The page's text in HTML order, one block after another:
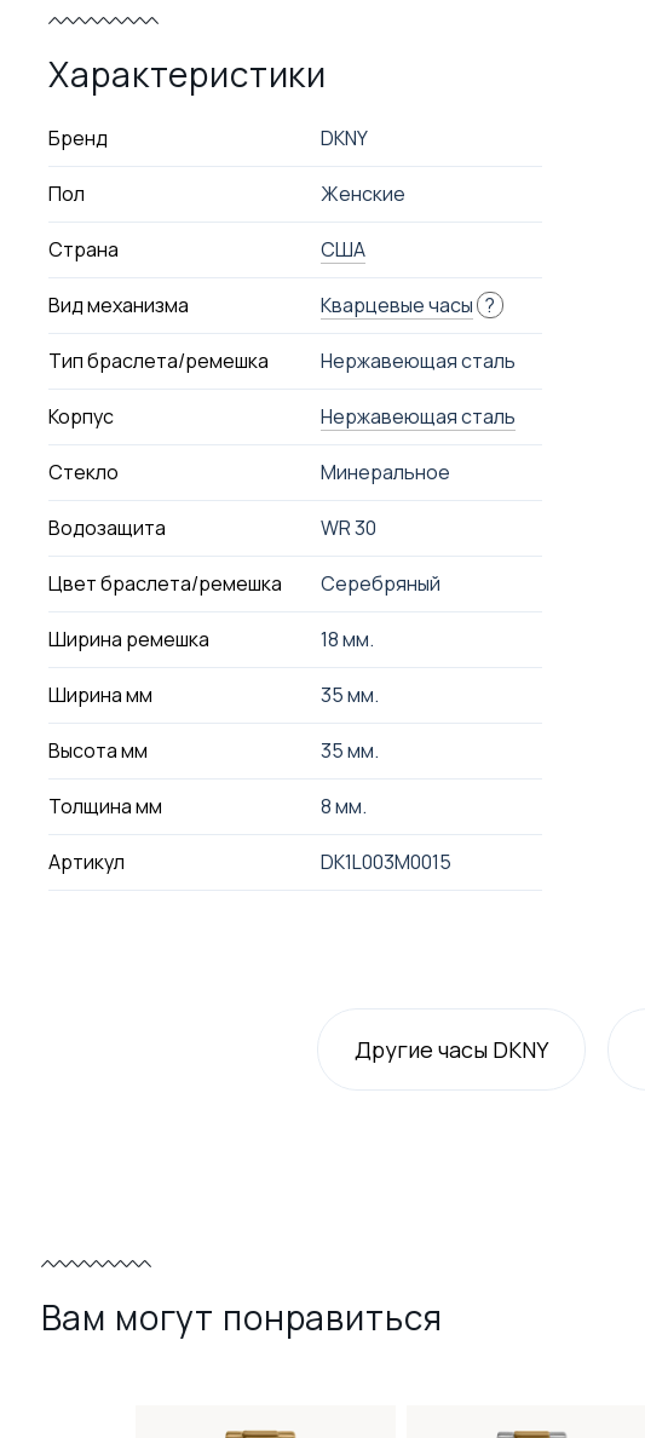
Характеристики
Бренд DKNY
Пол Женские
Страна США
Вид механизма Кварцевые часы ?
Тип браслета/ремешка Нержавеющая сталь
Корпус Нержавеющая сталь
Стекло Минеральное
Водозащита WR 30
Цвет браслета/ремешка Серебряный
Ширина ремешка 18 мм.
Ширина мм 35 мм.
Высота мм 35 мм.
Толщина мм 8 мм.
Артикул DK1L003M0015
Другие часы DKNY
Вам могут понравиться